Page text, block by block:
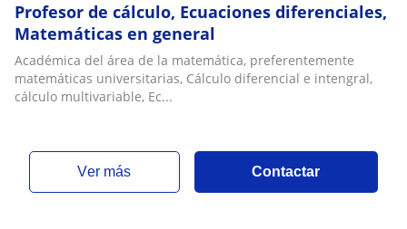
Profesor de cálculo, Ecuaciones diferenciales,
Matemáticas en general
Académica del área de la matemática, preferentemente
matemáticas universitarias, Cálculo diferencial e intengral,
cálculo multivariable, Ec...
ver más Contactar